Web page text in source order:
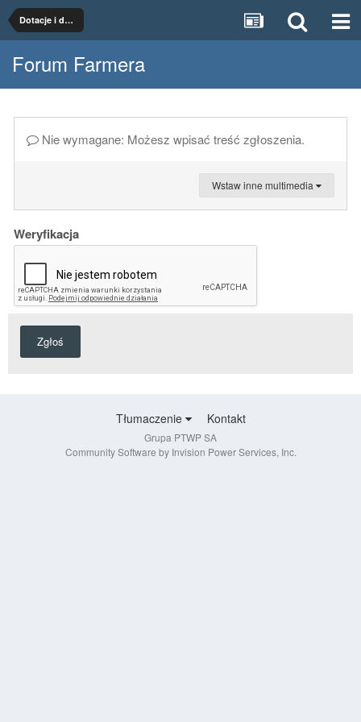
Dotacje i dopłaty
Forum Farmera
Nie wymagane: Możesz wpisać treść zgłoszenia.
Wstaw inne multimedia
Weryfikacja
Zgłoś
Tłumaczenie Kontakt
Grupa PTWP SA
Community Software by Invision Power Services, Inc.